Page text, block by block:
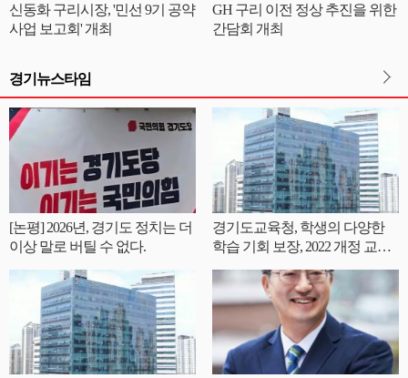
신동화 구리시장, '민선 9기 공약
사업 보고회' 개최
GH 구리 이전 정상 추진을 위한
간담회 개최
경기뉴스타임
[논평] 2026년, 경기도 정치는 더
이상 말로 버틸 수 없다.
경기도교육청, 학생의 다양한
학습 기회 보장, 2022 개정 교육